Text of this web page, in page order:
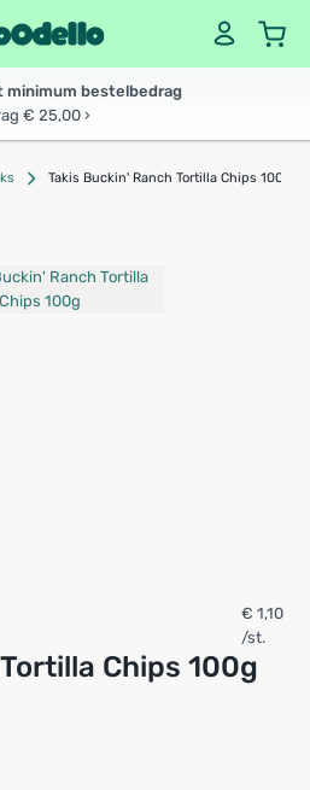
bestelbedrag
€ 25,00 ›
Takis Buckin' Ranch Tortilla Chips 100g
Tortilla Chips 100g
€ 1,10
/st.